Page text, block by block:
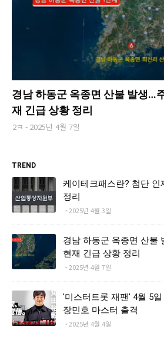
경남 하동군 옥종면 산불 발생…
재 긴급 상황 정리
2ㅋ 2025년 4월 7일
TREND
케이테크패스란? 첨단 인
정리
2025년 4월 3일
경남 하동군 옥종면 산불
현재 긴급 상황 정리
2025년 4월 7일
'미스터트롯 재팬' 4월 5
장민호 마스터 출격
2025년 4월 4일